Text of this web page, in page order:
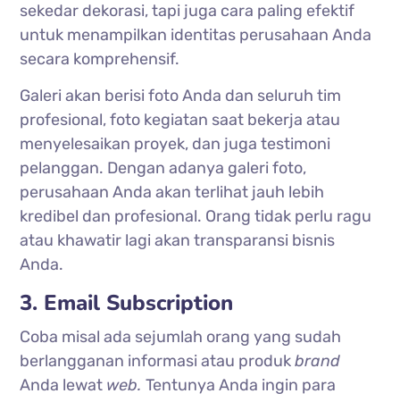
sekedar dekorasi, tapi juga cara paling efektif
untuk menampilkan identitas perusahaan Anda
secara komprehensif.
Galeri akan berisi foto Anda dan seluruh tim
profesional, foto kegiatan saat bekerja atau
menyelesaikan proyek, dan juga testimoni
pelanggan. Dengan adanya galeri foto,
perusahaan Anda akan terlihat jauh lebih
kredibel dan profesional. Orang tidak perlu ragu
atau khawatir lagi akan transparansi bisnis
Anda.
3. Email Subscription
Coba misal ada sejumlah orang yang sudah
berlangganan informasi atau produkbrand
Anda lewat web.Tentunya Anda ingin para